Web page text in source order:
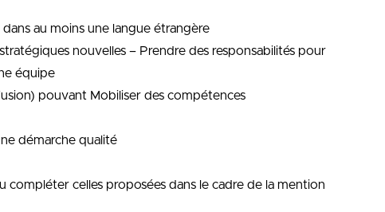
au moins une langue étrangère
nouvelles – Prendre des responsabilités pour
équipe
pouvant Mobiliser des compétences
démarche qualité
compléter celles proposées dans le cadre de la mention